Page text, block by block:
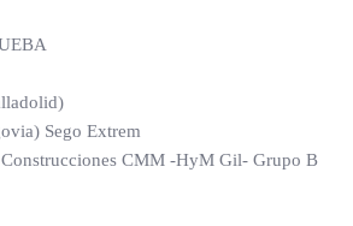
Sego Extrem
Construcciones CMM -HyM Gil- Grupo B